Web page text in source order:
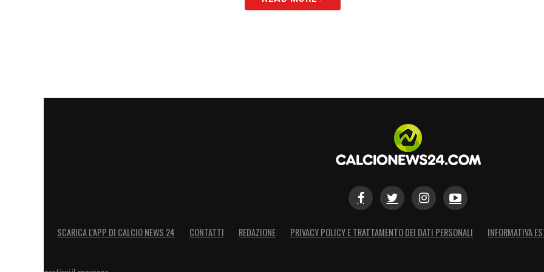
SCARICA L’APP DI CALCIO NEWS 24 CONTATTI REDAZIONE PRIVACY POLICY E TRATTAMENTO DEI DATI PERSONALI INFORMATIVA